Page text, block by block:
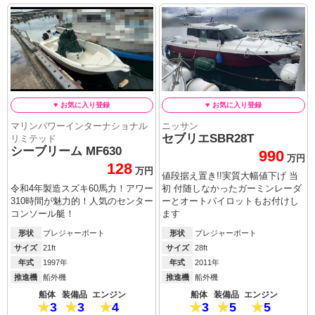
マリンパワーインターナショナル
リミテッド
シーブリーム MF630
128 万円
令和4年製造スズキ60馬力！アワー
310時間が魅力的！人気のセンター
コンソール艇！
形状
プレジャーボート
サイズ
21ft
年式
1997年
推進機
船外機
船体
3
装備品
3
エンジン
4
ニッサン
セブリエSBR28T
990 万円
値段据え置き!!実質大幅値下げ 当
初 付随しなかったガーミンレーダ
ーとオートパイロットもお付けし
ます
形状
プレジャーボート
サイズ
28ft
年式
2011年
推進機
船外機
船体
3
装備品
5
エンジン
5